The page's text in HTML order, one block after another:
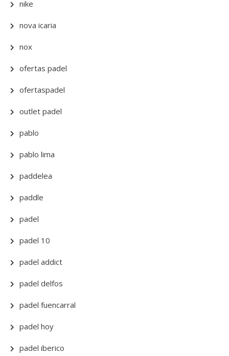
nike
nova icaria
nox
ofertas padel
ofertaspadel
outlet padel
pablo
pablo lima
paddelea
paddle
padel
padel 10
padel addict
padel delfos
padel fuencarral
padel hoy
padel iberico